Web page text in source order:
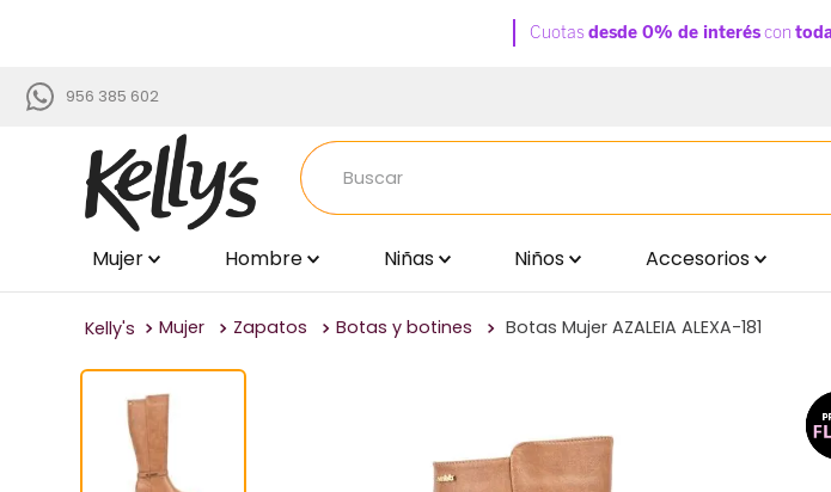
956 385 602
Buscar
Mujer Hombre Niñas Niños Accesorios
Mujer Zapatos Botas y botines
Botas Mujer AZALEIA ALEXA-181
TÉRMINOS MÁS BUSCADOS
1.
zapatillas
sandalias
zapato negro mujer